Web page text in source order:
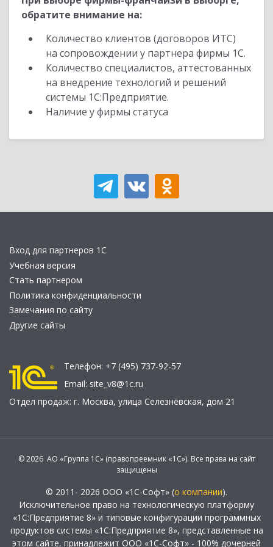
обратите внимание на:
Количество клиентов (договоров ИТС)
на сопровождении у партнера фирмы 1С.
Количество специалистов, аттестованных
на внедрение технологий и решений
системы 1С:Предприятие.
Наличие у фирмы статуса
Вход для партнеров 1С
Учебная версия
Стать партнером
Политика конфиденциальности
Замечания по сайту
Другие сайты
Телефон: +7 (495) 737-92-57
Email: site_v8@1c.ru
Отдел продаж: г. Москва, улица Селезнёвская, дом 21
© 2026 АО «Группа 1С» (правопреемник «1С»). Все права на сайт
защищены
© 2011- 2026 ООО «1С-Софт» (о компании).
Исключительное право на технологическую платформу
«1С:Предприятие 8» и типовые конфигурации программных
продуктов системы «1С:Предприятие 8», представленные на
этом сайте, принадлежит ООО «1С-Софт» - 100% дочерней